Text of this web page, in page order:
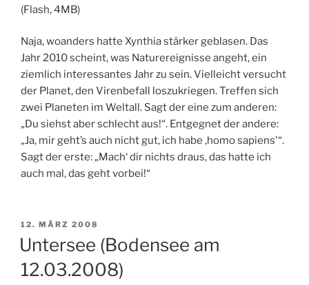
(Flash, 4MB)
Naja, woanders hatte Xynthia stärker geblasen. Das
Jahr 2010 scheint, was Naturereignisse angeht, ein
ziemlich interessantes Jahr zu sein. Vielleicht versucht
der Planet, den Virenbefall loszukriegen. Treffen sich
zwei Planeten im Weltall. Sagt der eine zum anderen:
„Du siehst aber schlecht aus!“. Entgegnet der andere:
„Ja, mir geht’s auch nicht gut, ich habe ‚homo sapiens'“.
Sagt der erste: „Mach‘ dir nichts draus, das hatte ich
auch mal, das geht vorbei!“
VERÖFFENTLICHT
AM
12. MÄRZ 2008
Untersee (Bodensee am
12.03.2008)